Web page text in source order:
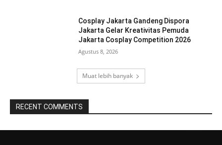
Cosplay Jakarta Gandeng Dispora
Jakarta Gelar Kreativitas Pemuda
Jakarta Cosplay Competition 2026
Agustus 8, 2026
Muat lebih banyak
RECENT COMMENTS